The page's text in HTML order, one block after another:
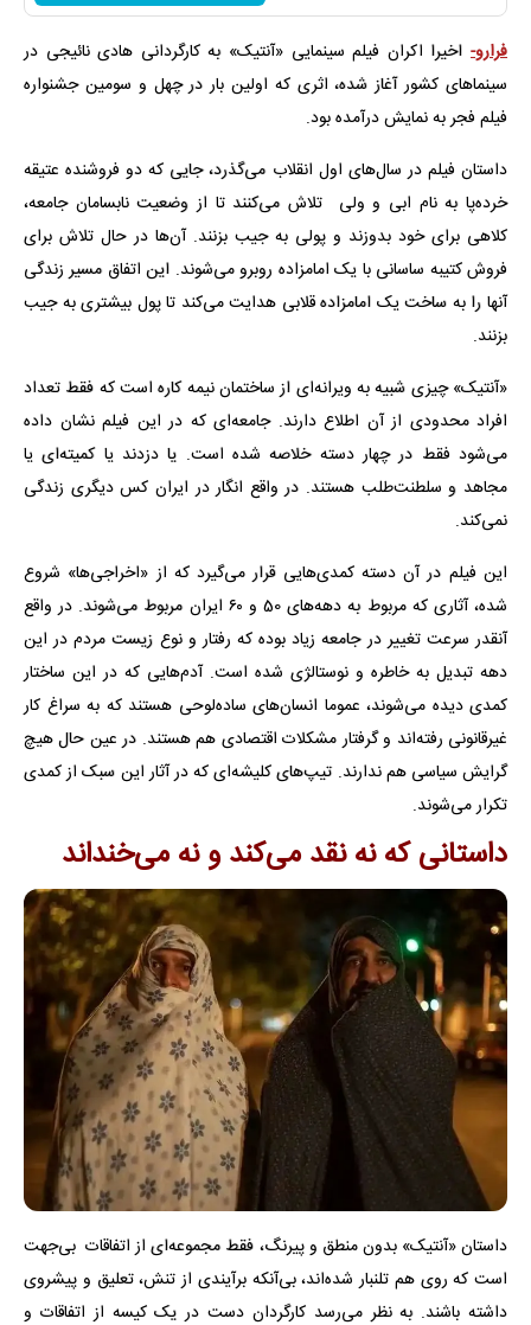
فرارو- اخیرا اکران فیلم سینمایی «آنتیک» به کارگردانی هادی نائیجی در
سینماهای کشور آغاز شده، اثری که اولین بار در چهل و سومین جشنواره
فیلم فجر به نمایش درآمده بود.
داستان فیلم در سال‌های اول انقلاب می‌گذرد، جایی که دو فروشنده عتیقه
خرده‌پا به نام ابی و ولی تلاش می‌کنند تا از وضعیت نابسامان جامعه،
کلاهی برای خود بدوزند و پولی به جیب بزنند. آن‌ها در حال تلاش برای
فروش کتیبه ساسانی با یک امامزاده روبرو می‌شوند. این اتفاق مسیر زندگی
آنها را به ساخت یک امامزاده قلابی هدایت می‌کند تا پول بیشتری به جیب
بزنند.
«آنتیک» چیزی شبیه به ویرانه‌ای از ساختمان نیمه کاره است که فقط تعداد
افراد محدودی از آن اطلاع دارند. جامعه‌ای که در این فیلم نشان داده
می‌شود فقط در چهار دسته خلاصه شده است. یا دزدند یا کمیته‌ای یا
مجاهد و سلطنت‌طلب هستند. در واقع انگار در ایران کس دیگری زندگی
نمی‌کند.
این فیلم در آن دسته کمدی‌هایی قرار می‌گیرد که از «اخراجی‌ها» شروع
شده، آثاری که مربوط به دهه‌های 50 و ۶۰ ایران مربوط می‌شوند. در واقع
آنقدر سرعت تغییر در جامعه زیاد بوده که رفتار و نوع زیست مردم در این
دهه تبدیل به خاطره و نوستالژی شده است. آدم‌هایی که در این ساختار
کمدی دیده می‌شوند، عموما انسان‌های ساده‌لوحی هستند که به سراغ کار
غیرقانونی رفته‌اند و گرفتار مشکلات اقتصادی هم هستند. در عین حال هیچ
گرایش سیاسی هم ندارند. تیپ‌های کلیشه‌ای که در آثار این سبک از کمدی
تکرار می‌شوند.
داستانی که نه نقد می‌کند و نه می‌خنداند
داستان «آنتیک» بدون منطق و پیرنگ، فقط مجموعه‌ای از اتفاقات بی‌جهت
است که روی هم تلنبار شده‌اند، بی‌آنکه برآیندی از تنش، تعلیق و پیشروی
داشته باشند. به نظر می‌رسد کارگردان دست در یک کیسه از اتفاقات و